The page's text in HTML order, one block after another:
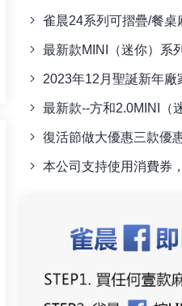
雀晨24系列可摺疊/餐桌
最新款MINI（迷你）系列麻
2023年12月聖誕新年廠
最新款--方和2.0MINI（
復活節做大優惠三款優
本公司支持使用消費券，凡使用WeChat